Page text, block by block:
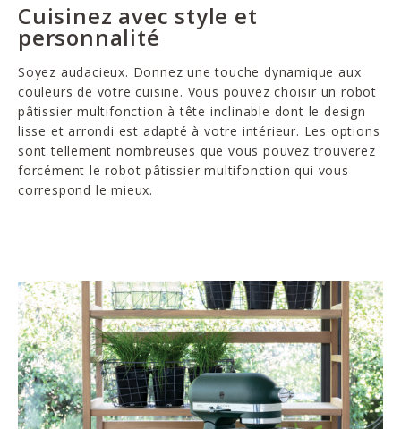
Cuisinez avec style et
personnalité
Soyez audacieux. Donnez une touche dynamique aux
couleurs de votre cuisine. Vous pouvez choisir un robot
pâtissier multifonction à tête inclinable dont le design
lisse et arrondi est adapté à votre intérieur. Les options
sont tellement nombreuses que vous pouvez trouverez
forcément le robot pâtissier multifonction qui vous
correspond le mieux.